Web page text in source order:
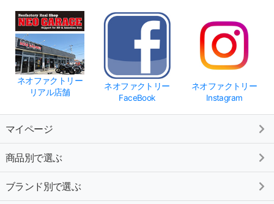
ネオファクトリー
リアル店舗
ネオファクトリー
FaceBook
ネオファクトリー
Instagram
マイページ
商品別で選ぶ
ブランド別で選ぶ